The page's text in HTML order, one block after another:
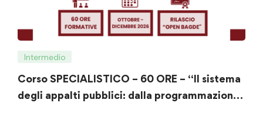
Intermedio
Corso SPECIALISTICO – 60 ORE – “Il sistema
degli appalti pubblici: dalla programmazione